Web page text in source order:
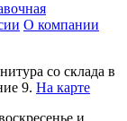
О компании
со склада в
9. На карте
и